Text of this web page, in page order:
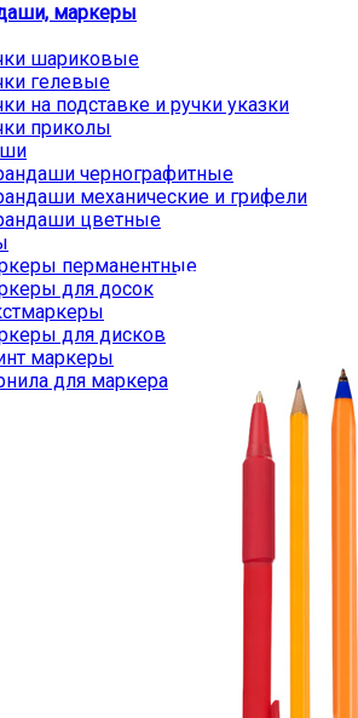
маркеры
шариковые
гелевые
на подставке и ручки указки
приколы
чернографитные
механические и грифели
цветные
перманентные
для досок
для дисков
маркеры
для маркера